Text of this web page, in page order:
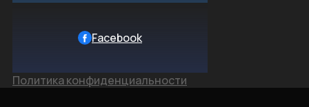
Facebook
Политика конфиденциальности